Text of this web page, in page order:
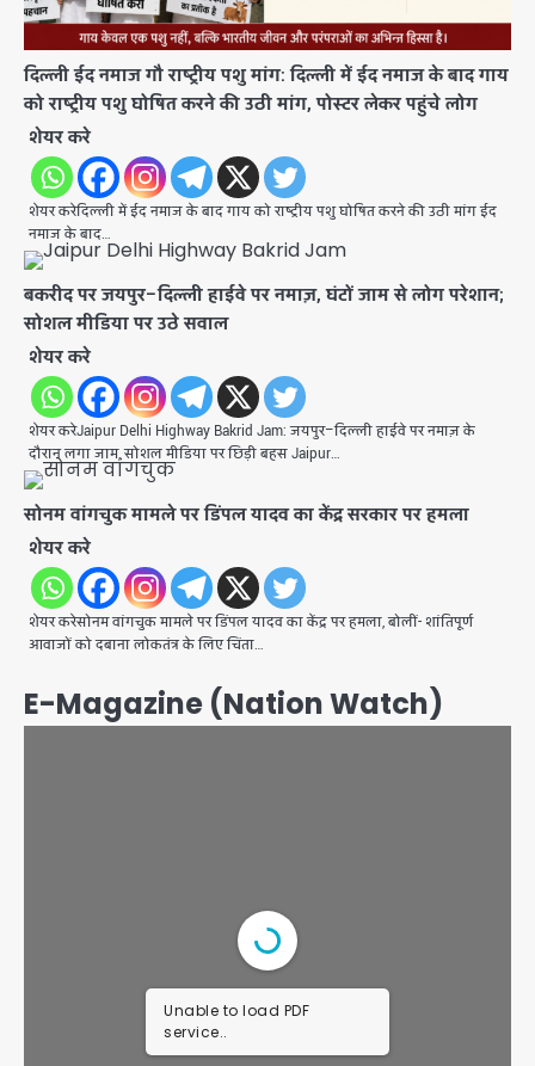
दिल्ली ईद नमाज गौ राष्ट्रीय पशु मांग: दिल्ली में ईद नमाज के बाद गाय
को राष्ट्रीय पशु घोषित करने की उठी मांग, पोस्टर लेकर पहुंचे लोग
शेयर करे
शेयर करेदिल्ली में ईद नमाज के बाद गाय को राष्ट्रीय पशु घोषित करने की उठी मांग ईद
नमाज के बाद…
बकरीद पर जयपुर–दिल्ली हाईवे पर नमाज़, घंटों जाम से लोग परेशान;
सोशल मीडिया पर उठे सवाल
शेयर करे
शेयर करेJaipur Delhi Highway Bakrid Jam: जयपुर–दिल्ली हाईवे पर नमाज़ के
दौरान लगा जाम, सोशल मीडिया पर छिड़ी बहस Jaipur…
सोनम वांगचुक मामले पर डिंपल यादव का केंद्र सरकार पर हमला
शेयर करे
शेयर करेसोनम वांगचुक मामले पर डिंपल यादव का केंद्र पर हमला, बोलीं- शांतिपूर्ण
आवाजों को दबाना लोकतंत्र के लिए चिंता…
E-Magazine (Nation Watch)
Unable to load PDF
service..